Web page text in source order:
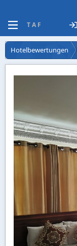
T A F
Hotelbewertungen